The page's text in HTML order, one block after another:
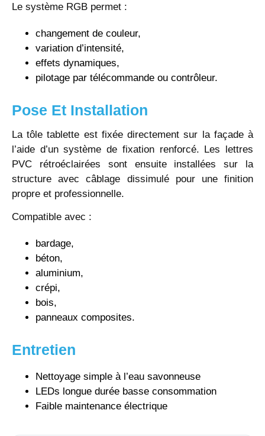
Le système RGB permet :
changement de couleur,
variation d’intensité,
effets dynamiques,
pilotage par télécommande ou contrôleur.
Pose Et Installation
La tôle tablette est fixée directement sur la façade à
l’aide d’un système de fixation renforcé. Les lettres
PVC rétroéclairées sont ensuite installées sur la
structure avec câblage dissimulé pour une finition
propre et professionnelle.
Compatible avec :
bardage,
béton,
aluminium,
crépi,
bois,
panneaux composites.
Entretien
Nettoyage simple à l’eau savonneuse
LEDs longue durée basse consommation
Faible maintenance électrique